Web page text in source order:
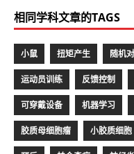
相同学科文章的TAGS
小鼠 扭矩产生 随机
运动员训练 反馈控制
可穿戴设备 机器学习
胶质母细胞瘤 小胶质细胞